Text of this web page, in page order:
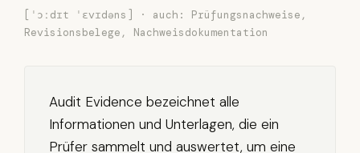
[ˈɔːdɪt ˈɛvɪdəns] · auch: Prüfungsnachweise,
Revisionsbelege, Nachweisdokumentation
Audit Evidence bezeichnet alle
Informationen und Unterlagen, die ein
Prüfer sammelt und auswertet, um eine